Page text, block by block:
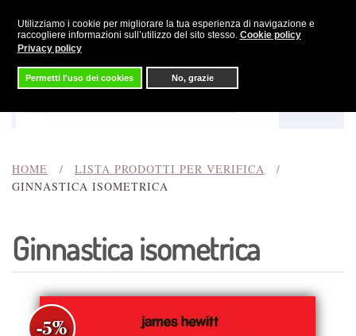
Utilizziamo i cookie per migliorare la tua esperienza di navigazione e
raccogliere informazioni sull’utilizzo del sito stesso. Cookie policy
Privacy policy
Permetti l'uso dei cookies No, grazie
Skip to main content
HOME
LISTA PRODOTTI PER VERIFICA
GINNASTICA ISOMETRICA
Ginnastica isometrica